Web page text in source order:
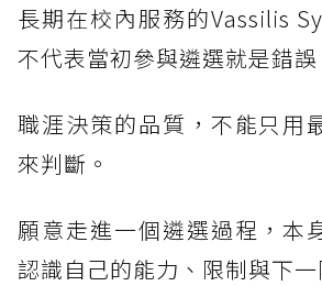
長期在校內服務的Vassilis
不代表當初參與遴選就是錯誤
職涯決策的品質，不能只用
來判斷。
願意走進一個遴選過程，本
認識自己的能力、限制與下一